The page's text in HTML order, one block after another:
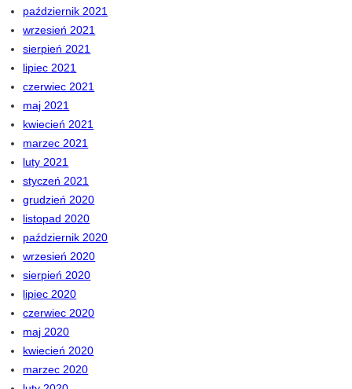
październik 2021
wrzesień 2021
sierpień 2021
lipiec 2021
czerwiec 2021
maj 2021
kwiecień 2021
marzec 2021
luty 2021
styczeń 2021
grudzień 2020
listopad 2020
październik 2020
wrzesień 2020
sierpień 2020
lipiec 2020
czerwiec 2020
maj 2020
kwiecień 2020
marzec 2020